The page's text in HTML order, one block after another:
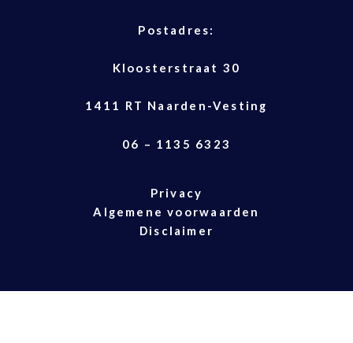
Postadres:
Kloosterstraat 30
1411 RT Naarden-Vesting
06 – 1135 6323
Privacy
Algemene voorwaarden
Disclaimer